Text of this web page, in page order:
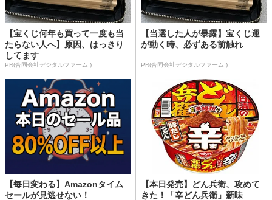
【宝くじ何年も買って一度も当
たらない人へ】原因、はっきり
してます
PR(合同会社デジタルファーム )
【当選した人が暴露】宝くじ運
が動く時、必ずある前触れ
PR(合同会社デジタルファーム )
【毎日変わる】Amazonタイム
セールが見逃せない！
【本日発売】どん兵衛、攻めて
きた！「辛どん兵衛」新味